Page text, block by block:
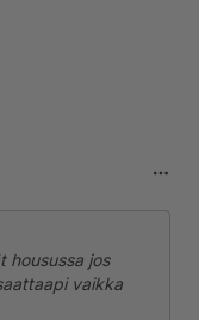
housussa jos
vaikka